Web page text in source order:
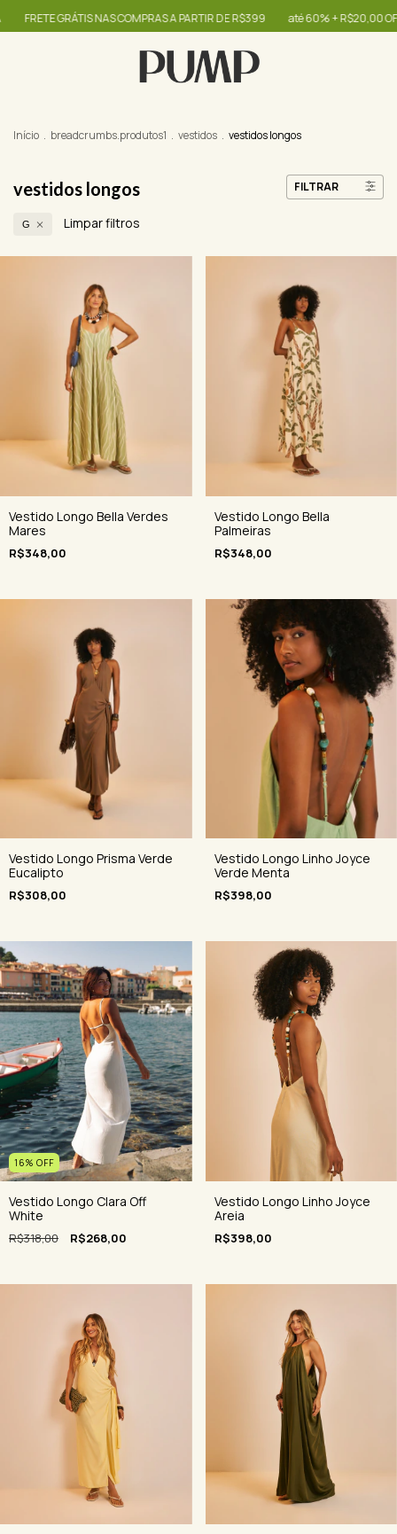
NAS COMPRAS A PARTIR DE R$399 até 60% + R$20,00 OFF - use o
Início . breadcrumbs.produtos1 . vestidos . vestidos longos
vestidos longos FILTRAR
G Limpar filtros
Vestido Longo Bella Verdes
Mares
R$348,00
Vestido Longo Bella
Palmeiras
R$348,00
Vestido Longo Prisma Verde
Eucalipto
R$308,00
Vestido Longo Linho Joyce
Verde Menta
R$398,00
16% OFF
Vestido Longo Clara Off
White
R$318,00 R$268,00
Vestido Longo Linho Joyce
Areia
R$398,00